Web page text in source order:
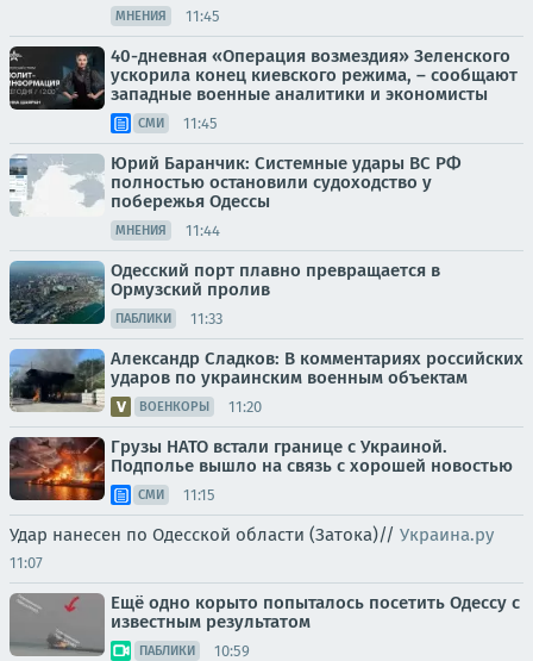
МНЕНИЯ 11:45
40-дневная «Операция возмездия» Зеленского
ускорила конец киевского режима, – сообщают
западные военные аналитики и экономисты
СМИ 11:45
Юрий Баранчик: Системные удары ВС РФ
полностью остановили судоходство у
побережья Одессы
МНЕНИЯ 11:44
Одесский порт плавно превращается в
Ормузский пролив
ПАБЛИКИ 11:33
Александр Сладков: В комментариях российских
ударов по украинским военным объектам
ВОЕНКОРЫ 11:20
Грузы НАТО встали границе с Украиной.
Подполье вышло на связь с хорошей новостью
СМИ 11:15
Удар нанесен по Одесской области (Затока)// Украина.ру
11:07
Ещё одно корыто попыталось посетить Одессу с
известным результатом
ПАБЛИКИ 10:59